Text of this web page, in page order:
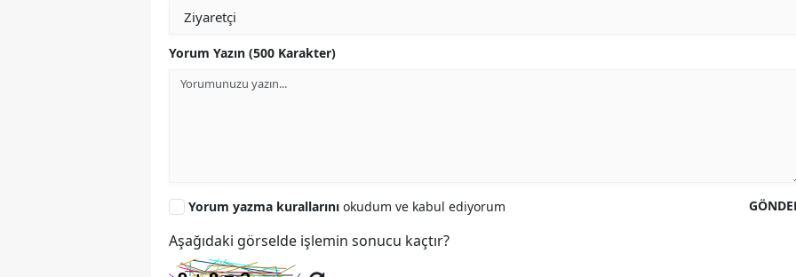
Yorum Yazın (500 Karakter)
Yorum yazma kurallarını okudum ve kabul ediyorum
Aşağıdaki görselde işlemin sonucu kaçtır?